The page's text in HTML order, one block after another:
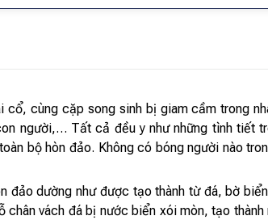
cùng cặp song sinh bị giam cầm trong
người,… Tất cả đều y như những tình tiết
bộ hòn đảo. Không có bóng người nào
đảo dường như được tạo thành từ đá, bờ
vách đá bị nước biển xói mòn, tạo thành